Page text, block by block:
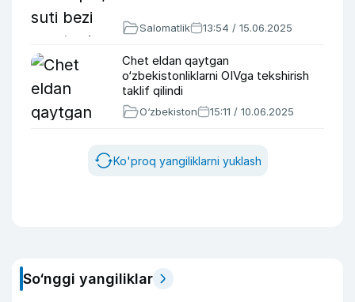
Salomatlik 13:54 / 15.06.2025
Chet eldan qaytgan
o‘zbekistonliklarni OIVga tekshirish
taklif qilindi
O‘zbekiston 15:11 / 10.06.2025
Ko'proq yangiliklarni yuklash
So‘nggi yangiliklar